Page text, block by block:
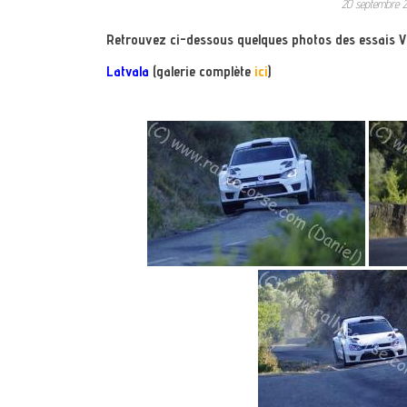
20 septembre
Retrouvez ci-dessous quelques photos des essais
Latvala (galerie complète ici)